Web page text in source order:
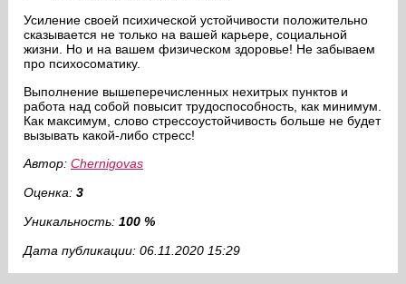
Усиление своей психической устойчивости положительно
сказывается не только на вашей карьере, социальной
жизни. Но и на вашем физическом здоровье! Не забываем
про психосоматику.
Выполнение вышеперечисленных нехитрых пунктов и
работа над собой повысит трудоспособность, как минимум.
Как максимум, слово стрессоустойчивость больше не будет
вызывать какой-либо стресс!
Автор: Chernigovas
Оценка: 3
Уникальность: 100 %
Дата публикации: 06.11.2020 15:29